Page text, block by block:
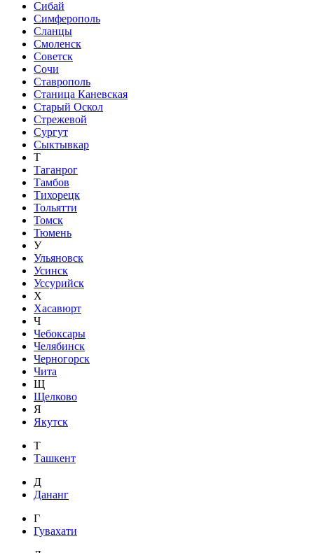
Сибай
Симферополь
Сланцы
Смоленск
Советск
Сочи
Ставрополь
Станица Каневская
Старый Оскол
Стрежевой
Сургут
Сыктывкар
Т
Таганрог
Тамбов
Тихорецк
Тольятти
Томск
Тюмень
У
Ульяновск
Усинск
Уссурийск
Х
Хасавюрт
Ч
Чебоксары
Челябинск
Черногорск
Чита
Щ
Щелково
Я
Якутск
Т
Ташкент
Д
Дананг
Г
Гувахати